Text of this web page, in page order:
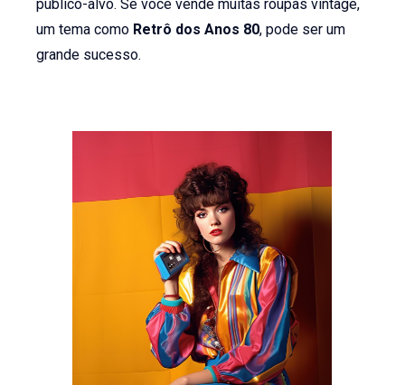
público-alvo. Se você vende muitas roupas vintage,
um tema como Retrô dos Anos 80, pode ser um
grande sucesso.